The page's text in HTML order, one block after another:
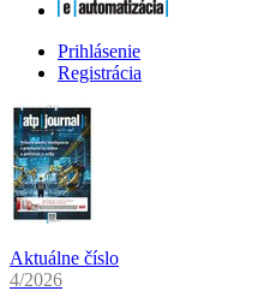
Prihlásenie
Registrácia
Aktuálne číslo
4/2026